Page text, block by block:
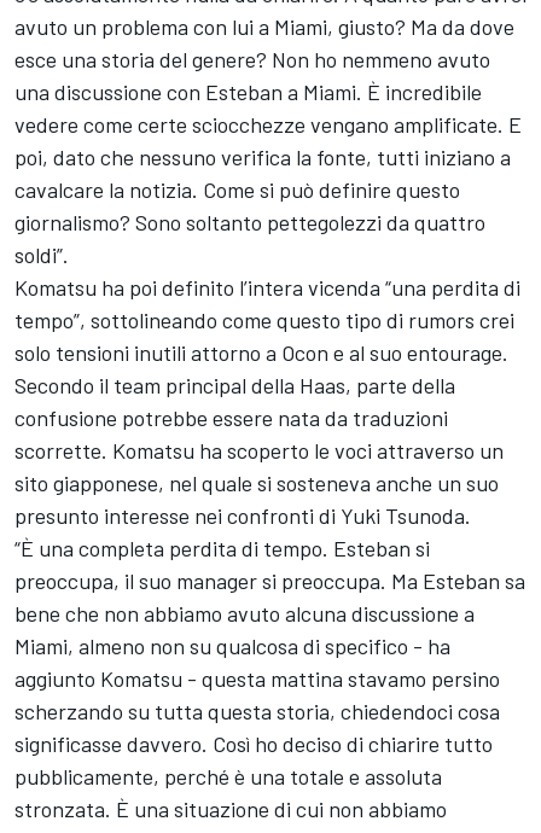
avuto un problema con lui a Miami, giusto? Ma da dove
esce una storia del genere? Non ho nemmeno avuto
una discussione con Esteban a Miami. È incredibile
vedere come certe sciocchezze vengano amplificate. E
poi, dato che nessuno verifica la fonte, tutti iniziano a
cavalcare la notizia. Come si può definire questo
giornalismo? Sono soltanto pettegolezzi da quattro
soldi”.
Komatsu ha poi definito l’intera vicenda “una perdita di
tempo”, sottolineando come questo tipo di rumors crei
solo tensioni inutili attorno a Ocon e al suo entourage.
Secondo il team principal della Haas, parte della
confusione potrebbe essere nata da traduzioni
scorrette. Komatsu ha scoperto le voci attraverso un
sito giapponese, nel quale si sosteneva anche un suo
presunto interesse nei confronti di Yuki Tsunoda.
“È una completa perdita di tempo. Esteban si
preoccupa, il suo manager si preoccupa. Ma Esteban sa
bene che non abbiamo avuto alcuna discussione a
Miami, almeno non su qualcosa di specifico - ha
aggiunto Komatsu - questa mattina stavamo persino
scherzando su tutta questa storia, chiedendoci cosa
significasse davvero. Così ho deciso di chiarire tutto
pubblicamente, perché è una totale e assoluta
stronzata. È una situazione di cui non abbiamo